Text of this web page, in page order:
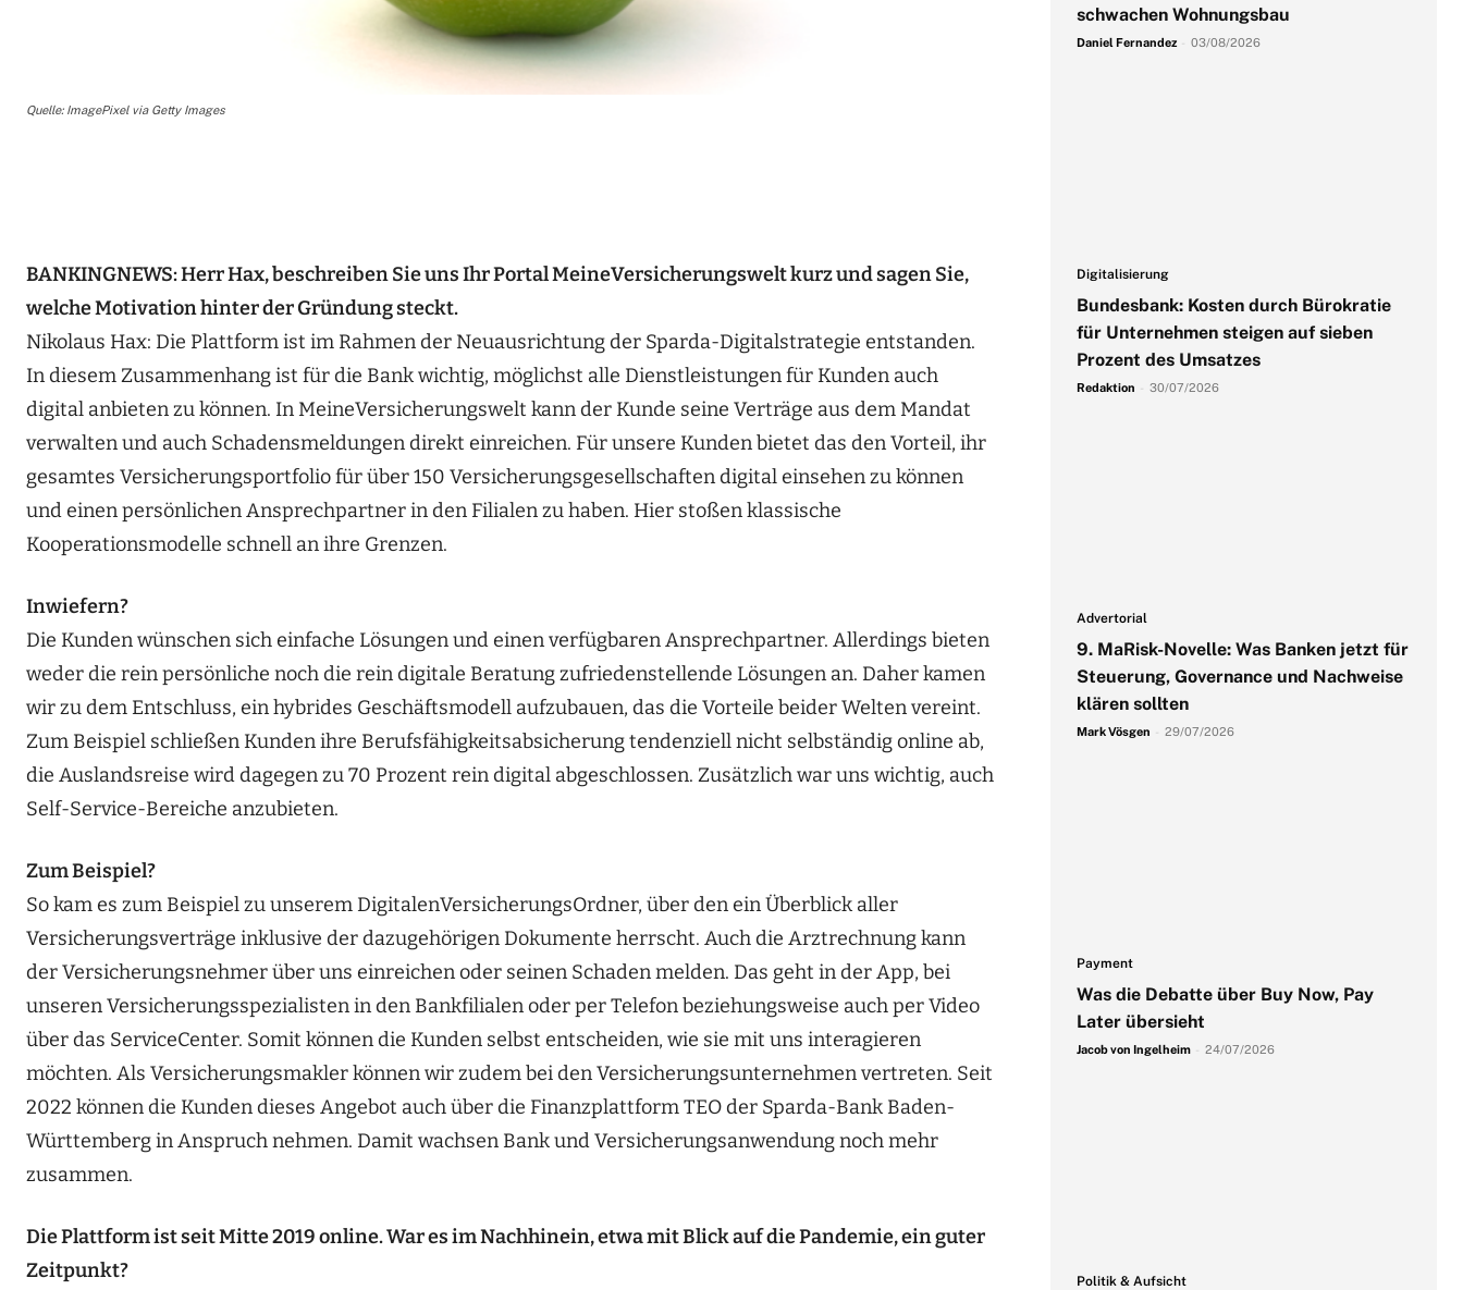
Quelle: ImagePixel via Getty Images
BANKINGNEWS: Herr Hax, beschreiben Sie uns Ihr Portal MeineVersicherungswelt kurz und sagen Sie,
welche Motivation hinter der Gründung steckt.
Nikolaus Hax: Die Plattform ist im Rahmen der Neuausrichtung der Sparda-Digitalstrategie entstanden.
In diesem Zusammenhang ist für die Bank wichtig, möglichst alle Dienstleistungen für Kunden auch
digital anbieten zu können. In MeineVersicherungswelt kann der Kunde seine Verträge aus dem Mandat
verwalten und auch Schadensmeldungen direkt einreichen. Für unsere Kunden bietet das den Vorteil, ihr
gesamtes Versicherungsportfolio für über 150 Versicherungsgesellschaften digital einsehen zu können
und einen persönlichen Ansprechpartner in den Filialen zu haben. Hier stoßen klassische
Kooperationsmodelle schnell an ihre Grenzen.
Inwiefern?
Die Kunden wünschen sich einfache Lösungen und einen verfügbaren Ansprechpartner. Allerdings bieten
weder die rein persönliche noch die rein digitale Beratung zufriedenstellende Lösungen an. Daher kamen
wir zu dem Entschluss, ein hybrides Geschäftsmodell aufzubauen, das die Vorteile beider Welten vereint.
Zum Beispiel schließen Kunden ihre Berufsfähigkeitsabsicherung tendenziell nicht selbständig online ab,
die Auslandsreise wird dagegen zu 70 Prozent rein digital abgeschlossen. Zusätzlich war uns wichtig, auch
Self-Service-Bereiche anzubieten.
Zum Beispiel?
So kam es zum Beispiel zu unserem DigitalenVersicherungsOrdner, über den ein Überblick aller
Versicherungsverträge inklusive der dazugehörigen Dokumente herrscht. Auch die Arztrechnung kann
der Versicherungsnehmer über uns einreichen oder seinen Schaden melden. Das geht in der App, bei
unseren Versicherungsspezialisten in den Bankfilialen oder per Telefon beziehungsweise auch per Video
über das ServiceCenter. Somit können die Kunden selbst entscheiden, wie sie mit uns interagieren
möchten. Als Versicherungsmakler können wir zudem bei den Versicherungsunternehmen vertreten. Seit
2022 können die Kunden dieses Angebot auch über die Finanzplattform TEO der Sparda-Bank Baden-
Württemberg in Anspruch nehmen. Damit wachsen Bank und Versicherungsanwendung noch mehr
zusammen.
Die Plattform ist seit Mitte 2019 online. War es im Nachhinein, etwa mit Blick auf die Pandemie, ein guter
Zeitpunkt?
schwachen Wohnungsbau
Daniel Fernandez 03/08/2026
Digitalisierung
Bundesbank: Kosten durch Bürokratie
für Unternehmen steigen auf sieben
Prozent des Umsatzes
Redaktion 30/07/2026
Advertorial
9. MaRisk-Novelle: Was Banken jetzt für
Steuerung, Governance und Nachweise
klären sollten
Mark Vösgen 29/07/2026
Payment
Was die Debatte über Buy Now, Pay
Later übersieht
Jacob von Ingelheim 24/07/2026
Politik & Aufsicht